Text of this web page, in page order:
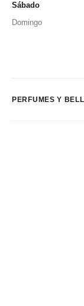
Sábado
Domingo
PERFUMES Y